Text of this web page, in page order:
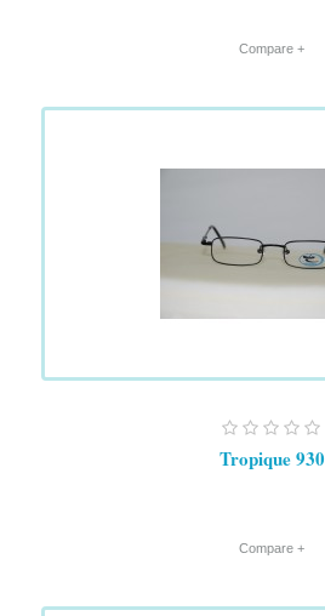
+ Compare
Tropique 930
+ Compare